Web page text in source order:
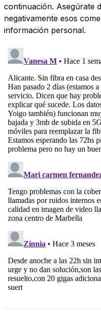
continuación. Asegúrate
negativamente esos
información personal.